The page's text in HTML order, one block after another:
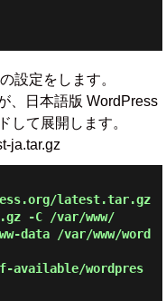
設定をします。
、日本語版 WordPress
して展開します。
ja.tar.gz
latest.tar.gz
-C /var/www/
data /var/www/word
available/wordpres